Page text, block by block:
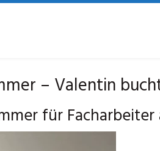
– Valentin
für